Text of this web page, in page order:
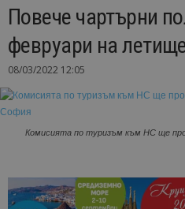
Повече чартърни
февруари на
08/03/2022 12:05
Комисията по туризъм към НС ще